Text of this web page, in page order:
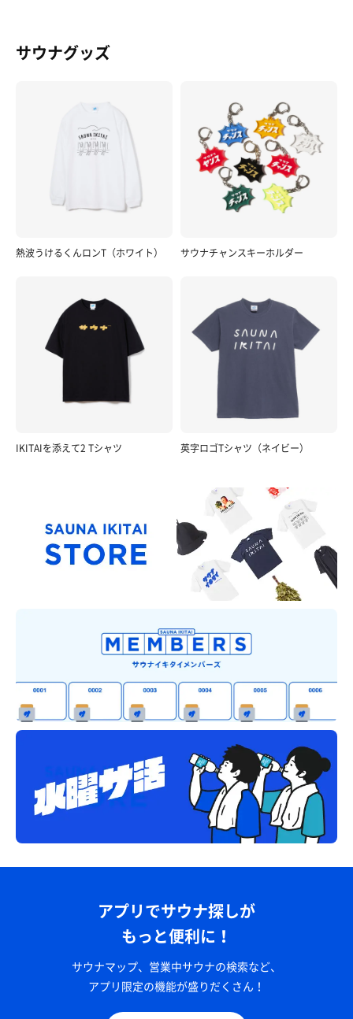
サウナグッズ
熱波うけるくんロンT（ホワイト） サウナチャンスキーホルダー
IKITAIを添えて2 Tシャツ 英字ロゴTシャツ（ネイビー）
アプリでサウナ探しが
もっと便利に！
サウナマップ、営業中サウナの検索など、
アプリ限定の機能が盛りだくさん！